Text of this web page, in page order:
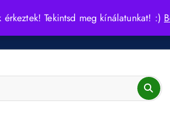
Tekintsd meg kínálatunkat! :)